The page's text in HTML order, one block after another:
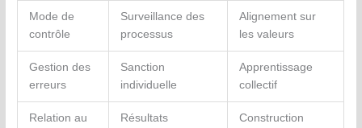
Mode de
contrôle
Surveillance des
processus
Alignement sur
les valeurs
Gestion des
erreurs
Sanction
individuelle
Apprentissage
collectif
Relation au Résultats Construction